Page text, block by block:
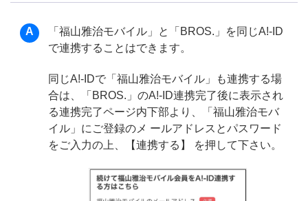
「福山雅治モバイル」と「BROS.」を同じA!-ID
で連携することはできます。
同じA!-IDで「福山雅治モバイル」も連携する場
合は、「BROS.」のA!-ID連携完了後に表示され
る連携完了ページ内下部より、「福山雅治モバ
イル」にご登録のメ ールアドレスとパスワード
をご入力の上、【連携する】 を押して下さい。